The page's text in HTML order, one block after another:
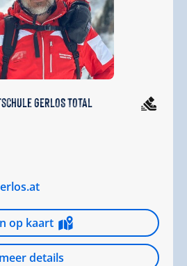
GERLOS TOTAL
op kaart
meer details